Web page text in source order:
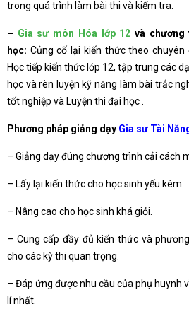
trong quá trình làm bài thi và kiểm tra.
– Gia sư môn Hóa lớp 12 và
học: Củng cố lại kiến thức theo chuyên
Học tiếp kiến thức lớp 12, tập trung các
học và rèn luyện kỹ năng làm bài trắc
tốt nghiệp và Luyện thi đại học .
Phương pháp giảng dạy Gia sư Tài
– Giảng dạy đúng chương trình cải cách
– Lấy lại kiến thức cho học sinh yếu kém.
– Nâng cao cho học sinh khá giỏi.
– Cung cấp đầy đủ kiến thức và
cho các kỳ thi quan trọng.
– Đáp ứng được nhu cầu của phụ huynh
lí nhất.